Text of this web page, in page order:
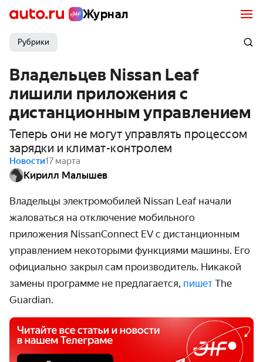
Журнал
Рубрики
Владельцев Nissan Leaf
лишили приложения с
дистанционным управлением
Теперь они не могут управлять процессом
зарядки и климат-контролем
Новости17 марта
Кирилл Малышев
Владельцы электромобилей Nissan Leaf начали
жаловаться на отключение мобильного
приложения NissanConnect EV с дистанционным
управлением некоторыми функциями машины. Его
официально закрыл сам производитель. Никакой
замены программе не предлагается, пишет The
Guardian.